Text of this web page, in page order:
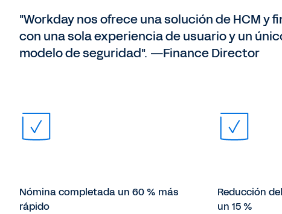
"Workday nos ofrece una solución de HCM y
con una sola experiencia de usuario y un
modelo de seguridad". —Finance Director
Nómina completada un 60 % más
rápido
Reducción
un 15 %